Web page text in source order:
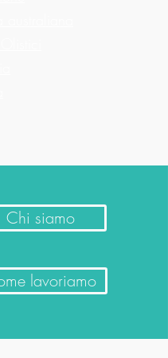
Chi siamo
lavoriamo